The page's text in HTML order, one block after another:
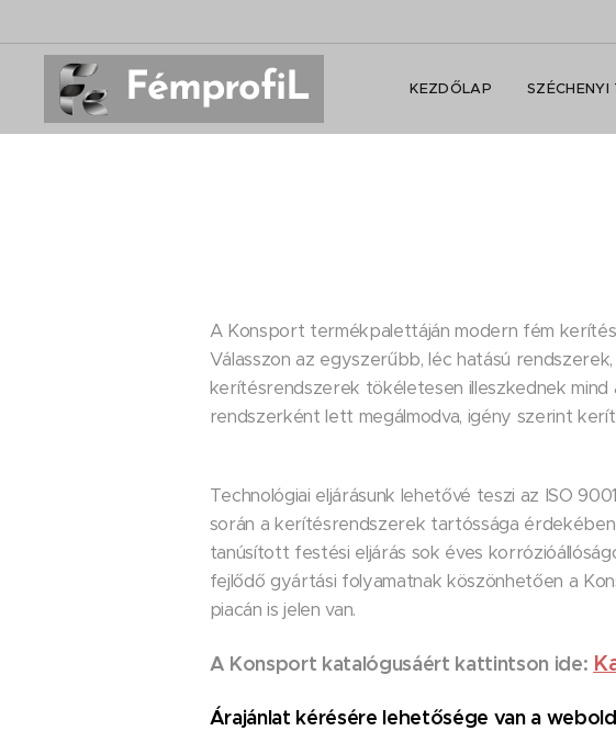
FémprofiL KEZDŐLAP SZÉCHENYI
A Konsport termékpalettáján modern fém
Válasszon az egyszerűbb, léc hatású
kerítésrendszerek tökéletesen illeszkednek
rendszerként lett megálmodva, igény szerint
Technológiai eljárásunk lehetővé teszi az ISO
során a kerítésrendszerek tartóssága
tanúsított festési eljárás sok éves
fejlődő gyártási folyamatnak köszönhetően a
piacán is jelen van.
A Konsport katalógusáért kattintson ide:
Árajánlat kérésére lehetősége van a